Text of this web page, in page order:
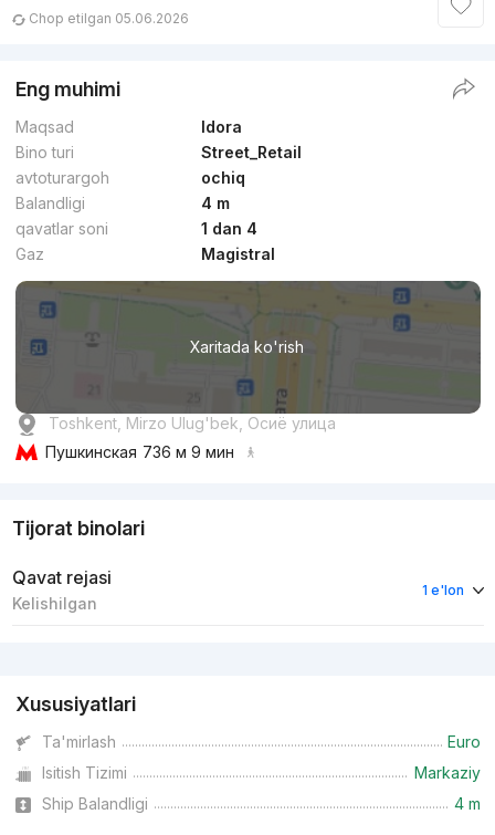
Chop etilgan 05.06.2026
Eng muhimi
Maqsad
Idora
Bino turi
Street_Retail
avtoturargoh
ochiq
Balandligi
4 m
qavatlar soni
1 dan 4
Gaz
Magistral
Xaritada ko'rish
Toshkent, Mirzo Ulug'bek, Осиё улица
Пушкинская 736 м 9 мин
Tijorat binolari
Qavat rejasi
Kelishilgan
1 e'lon
Xususiyatlari
Ta'mirlash
Euro
Isitish Tizimi
Markaziy
Ship Balandligi
4 m